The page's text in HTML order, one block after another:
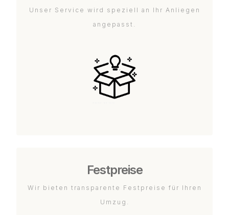
Unser Service wird speziell an Ihr Anliegen
angepasst.
Festpreise
Wir bieten transparente Festpreise für Ihren
Umzug.